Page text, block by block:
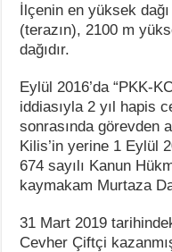
İlçenin en yüksek
(terazın), 2100 m
dağıdır.
Eylül 2016’da “PKK-
iddiasıyla 2 yıl hapis
sonrasında görevden
Kilis’in yerine 1 Eylül
674 sayılı Kanun
kaymakam Murtaza
31 Mart 2019
Cevher Çiftçi